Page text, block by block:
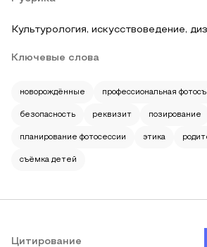
Культурология, искусствоведение,
Ключевые слова
новорождённые профессиональная
безопасность реквизит позирование
планирование фотосессии этика
съёмка детей
Цитирование